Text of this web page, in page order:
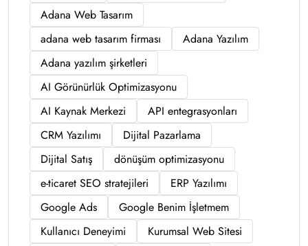
Adana Web Tasarım
adana web tasarım firması
Adana Yazılım
Adana yazılım şirketleri
AI Görünürlük Optimizasyonu
AI Kaynak Merkezi
API entegrasyonları
CRM Yazılımı
Dijital Pazarlama
Dijital Satış
dönüşüm optimizasyonu
e-ticaret SEO stratejileri
ERP Yazılımı
Google Ads
Google Benim İşletmem
Kullanıcı Deneyimi
Kurumsal Web Sitesi